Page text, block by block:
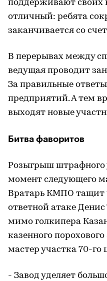
поддерживают своих
отличный: ребята
заканчивается со
В перерывах между
ведущая проводит
За правильные
предприятий. А тем
выходят новые
Битва фаворитов
Розыгрыш штрафного
момент следующего
Вратарь КМПО тащит
ответной атаке
мимо голкипера
казенного
мастер участка 70-го
- Завод уделяет